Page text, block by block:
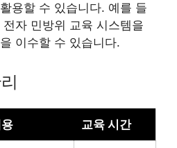
용할 수 있습니다. 예를 들
자 민방위 교육 시스템을
이수할 수 있습니다.
교육 시간